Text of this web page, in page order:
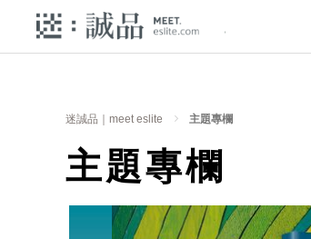
迷誠品｜meet eslite 主題專欄
主題專欄